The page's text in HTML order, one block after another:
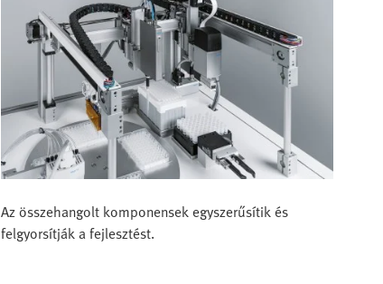
Az összehangolt komponensek egyszerűsítik és
felgyorsítják a fejlesztést.